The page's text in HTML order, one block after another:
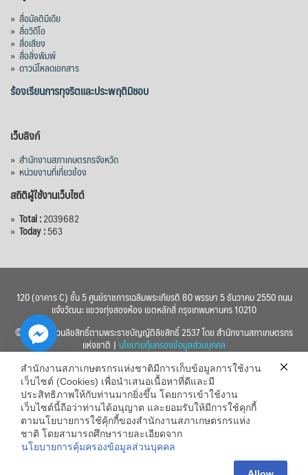
» สื่อมัลติมีเดีย
» สื่อวิดีโอ
» สื่อเสียง
» สื่อสิ่งพิมพ์
» ดาวน์โหลดเอกสาร
ร้องเรียนการทุจริตและประพฤติมิชอบ
เว็บลิงก์
» สำนักงานสภาเกษตรกรจังหวัด
» หน่วยงานที่เกี่ยวข้อง
สถิติผู้ใช้งานเว็บไซต์
» Total :2039682
» Today :563
120 (อาคาร C) ชั้น 5 ศูนย์ราชการเฉลิมพระเกียรติ 80 พรรษา 5 ธันวาคม 2550 ถนน
แจ้งวัฒนะ แขวงทุ่งสองห้อง เขตหลักสี่ กรุงเทพมหานคร 10210
© 2560 สงวนลิขสิทธิ์ตามพระราชบัญญัติลิขสิทธิ์ 2537 โดย สำนักงานสภาเกษตรกร
แห่งชาติ | นโยบายคุ้มครองข้อมูลส่วนบุคคล
สำนักงานสภาเกษตรกรแห่งชาติมีการเก็บข้อมูลการใช้งาน
เว็บไซต์ (Cookies) เพื่อนำเสนอเนื้อหาที่ดีและมี
ประสิทธิภาพให้กับท่านมากยิ่งขึ้น โดยการเข้าใช้งาน
เว็บไซต์นี้ถือว่าท่านได้อนุญาต และยอมรับให้มีการใช้คุกกี้
ตามนโยบายการใช้คุ้กกี้ของสำนักงานสภาเกษตรกรแห่ง
ชาติ โดยสามารถศึกษารายละเอียดจาก
นโยบายการคุ้มครองข้อมูลส่วนบุคคล
Hide
chaty